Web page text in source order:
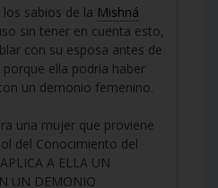
sabios de la Mishná
sin tener en cuenta esto,
con su esposa antes de
ella podría haber
un demonio femenino.
una mujer que proviene
del Conocimiento del
A ELLA UN
UN DEMONIO